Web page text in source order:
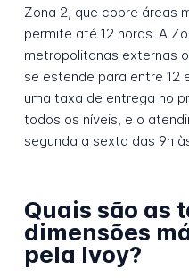
Zona 2, que cobre áreas
permite até 12 horas. A
metropolitanas externas
se estende para entre 12
uma taxa de entrega no
todos os níveis, e o
segunda a sexta das 9h
Quais são as
dimensões
pela Ivoy?